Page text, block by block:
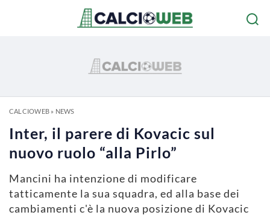
CALCIOWEB» NEWS
Inter, il parere di Kovacic sul
nuovo ruolo “alla Pirlo”
Mancini ha intenzione di modificare
tatticamente la sua squadra, ed alla base dei
cambiamenti c'è la nuova posizione di Kovacic